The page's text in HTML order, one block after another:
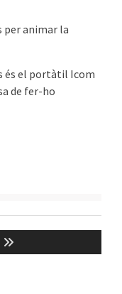
per animar la
és el portàtil Icom
de fer-ho